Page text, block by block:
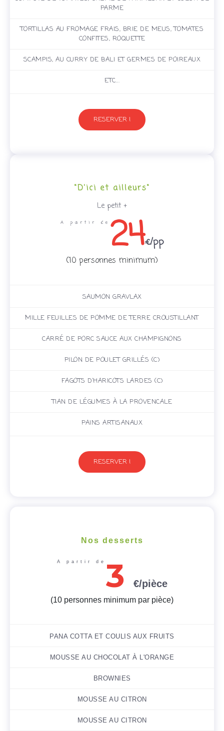
PARME
TORTILLAS AU FROMAGE FRAIS, BRIE DE MEUS, TOMATES
CONFITES, ROQUETTE
SCAMPIS, AU CURRY DE BALI ET GERMES DE POIREAUX
ETC...
RESERVER !
"D'ici et ailleurs"
Le petit +
A partir de 24€/pp
(10 personnes minimum)
SAUMON GRAVLAX
MILLE FEUILLES DE POMME DE TERRE CROUSTILLANT
CARRÉ DE PORC SAUCE AUX CHAMPIGNONS
PILON DE POULET GRILLÉS (C)
FAGOTS D’HARICOTS LARDES (C)
TIAN DE LÉGUMES À LA PROVENCALE
PAINS ARTISANAUX
RESERVER !
Nos desserts
A partir de 3 €/pièce
(10 personnes minimum par pièce)
PANA COTTA ET COULIS AUX FRUITS
MOUSSE AU CHOCOLAT À L'ORANGE
BROWNIES
MOUSSE AU CITRON
MOUSSE AU CITRON